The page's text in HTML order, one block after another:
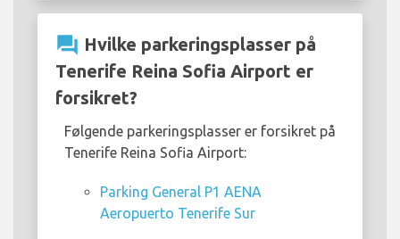
question_answer Hvilke parkeringsplasser på
Tenerife Reina Sofia Airport er
forsikret?
Følgende parkeringsplasser er forsikret på
Tenerife Reina Sofia Airport:
Parking General P1 AENA
Aeropuerto Tenerife Sur